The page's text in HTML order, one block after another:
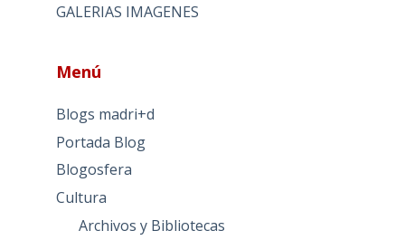
GALERIAS IMAGENES
Menú
Blogs madri+d
Portada Blog
Blogosfera
Cultura
Archivos y Bibliotecas